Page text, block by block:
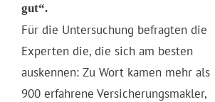
gut“.
Für die Untersuchung befragten die
Experten die, die sich am besten
auskennen: Zu Wort kamen mehr als
900 erfahrene Versicherungsmakler,